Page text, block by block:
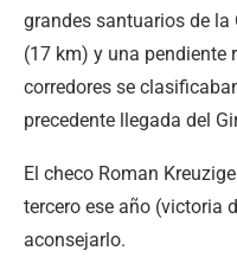
grandes santuarios de
(17 km) y una pendiente
corredores se
precedente llegada del
El checo Roman
tercero ese año (victoria
aconsejarlo.